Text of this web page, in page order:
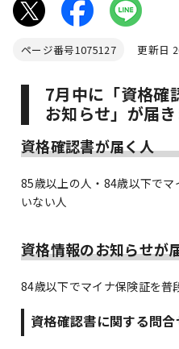
ページ番号1075127 更新日
7月中に「資格確
お知らせ」が届
資格確認書が届く人
85歳以上の人・84歳以下で
いない人
資格情報のお知らせが
84歳以下でマイナ保険証を普
資格確認書に関する問